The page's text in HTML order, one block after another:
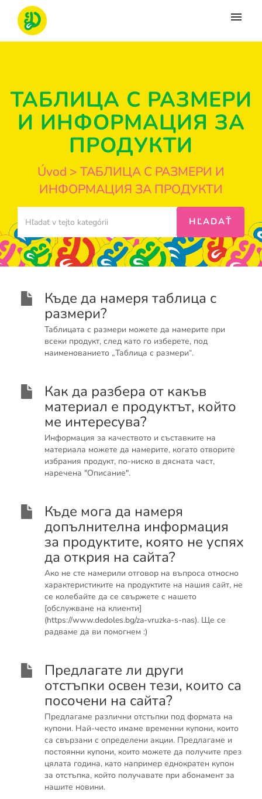
Prihlásenie
ТАБЛИЦА С РАЗМЕРИ
И ИНФОРМАЦИЯ ЗА
ПРОДУКТИ
Úvod > ТАБЛИЦА С РАЗМЕРИ И
ИНФОРМАЦИЯ ЗА ПРОДУКТИ
Къде да намеря таблица с
размери?
Таблицата с размери можете да намерите при
всеки продукт, след като го изберете, под
наименованието „Таблица с размери“.
Как да разбера от какъв
материал е продуктът, който
ме интересува?
Информация за качеството и съставките на
материала можете да намерите, когато отворите
избрания продукт, по-ниско в дясната част,
наречена "Описание".
Къде мога да намеря
допълнителна информация
за продуктите, която не успях
да открия на сайта?
Ако не сте намерили отговор на въпроса относно
характеристиките на продуктите на нашия сайт, не
се колебайте да се свържете с нашето
[обслужване на клиенти]
(https://www.dedoles.bg/za-vruzka-s-nas). Ще се
радваме да ви помогнем :)
Предлагате ли други
отстъпки освен тези, които са
посочени на сайта?
Предлагаме различни отстъпки под формата на
купони. Най-често имаме временни купони, които
са свързани с определени акции. Предлагаме и
постоянни купони, които можете да получите през
цялата година, като например еднократен купон
за отстъпка, който получавате при абонамент за
нашите новини.